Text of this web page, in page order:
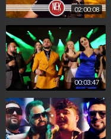
02:00:08
00:03:47